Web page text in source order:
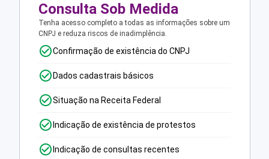
Consulta Sob Medida
Tenha acesso completo a todas as informações sobre um
CNPJ e reduza riscos de inadimplência.
Confirmação de existência do CNPJ
Dados cadastrais básicos
Situação na Receita Federal
Indicação de existência de protestos
Indicação de consultas recentes